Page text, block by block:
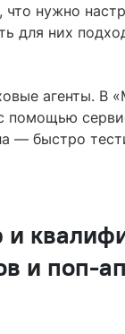
нужно
для них
агенты. В
помощью
— быстро
и
и поп-